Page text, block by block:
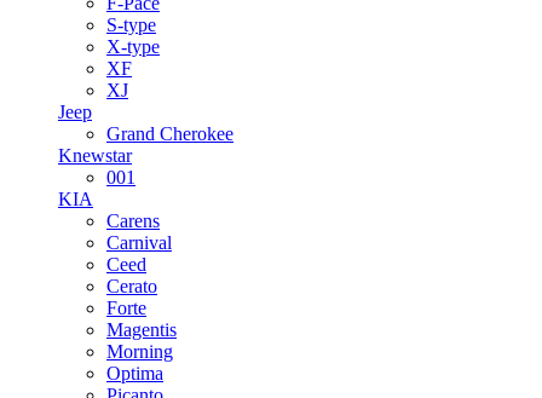
S-type
X-type
XF
XJ
Jeep
Grand Cherokee
Knewstar
001
KIA
Carens
Carnival
Ceed
Cerato
Forte
Magentis
Morning
Optima